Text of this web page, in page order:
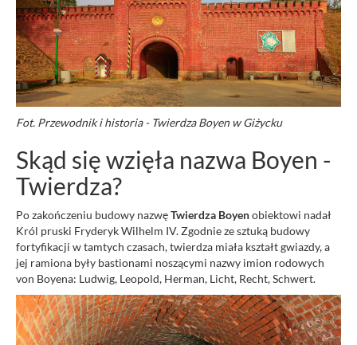
Fot. Przewodnik i historia - Twierdza Boyen w Giżycku
Skąd się wzięła nazwa Boyen -
Twierdza?
Po zakończeniu budowy nazwęTwierdza Boyenobiektowi nadał
Król pruski Fryderyk Wilhelm IV. Zgodnie ze sztuką budowy
fortyfikacji w tamtych czasach, twierdza miała kształt gwiazdy, a
jej ramiona były bastionami noszącymi nazwy imion rodowych
von Boyena: Ludwig, Leopold, Herman, Licht, Recht, Schwert.